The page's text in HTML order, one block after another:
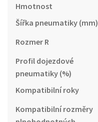
Hmotnost
Šířka pneumatiky (mm)
Rozmer R
Profil dojezdové
pneumatiky (%)
Kompatibilní roky
Kompatibilní rozměry